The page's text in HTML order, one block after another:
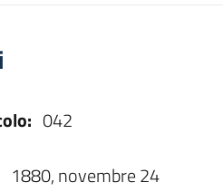
042
1880, novembre 24